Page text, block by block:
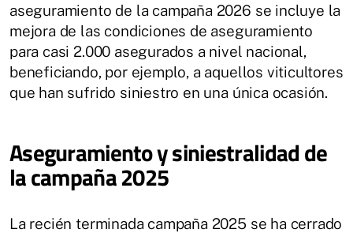
aseguramiento de la campaña 2026 se incluye la
mejora de las condiciones de aseguramiento
para casi 2.000 asegurados a nivel nacional,
beneficiando, por ejemplo, a aquellos viticultores
que han sufrido siniestro en una única ocasión.
Aseguramiento y siniestralidad de
la campaña 2025
La recién terminada campaña 2025 se ha cerrado